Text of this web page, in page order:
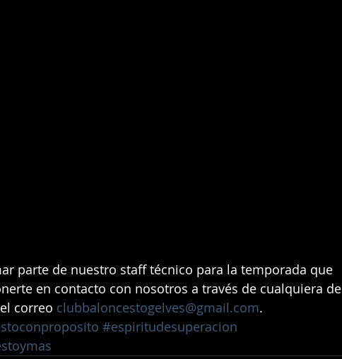
parte de nuestro staff técnico para la temporada que
en contacto con nosotros a través de cualquiera de
correo clubbaloncestogelves@gmail.com.
#espiritudesuperacion